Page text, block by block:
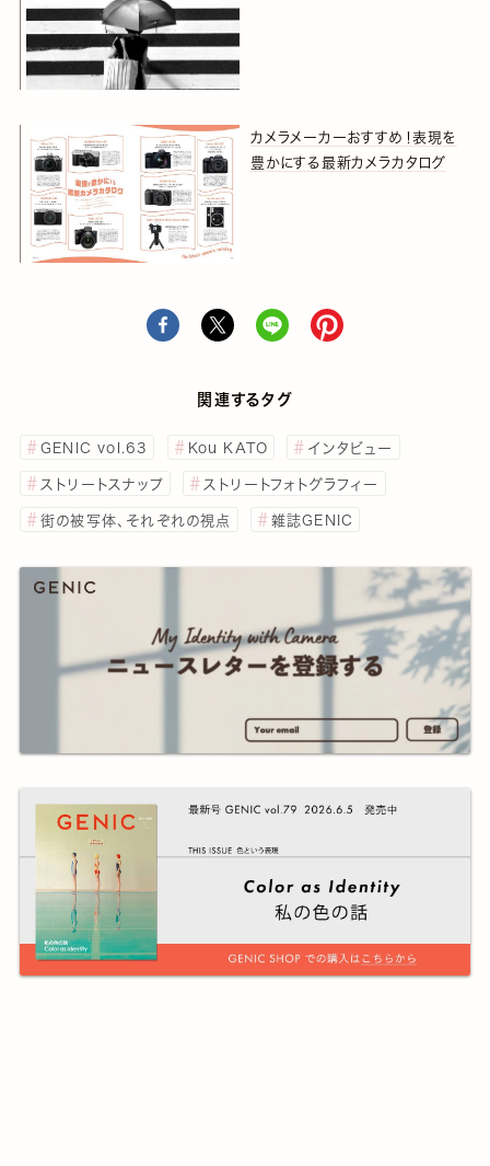
カメラメーカーおすすめ！表現を
豊かにする最新カメラカタログ
関連するタグ
GENIC vol.63 Kou KATO インタビュー
ストリートスナップ ストリートフォトグラフィー
街の被写体、それぞれの視点 雑誌GENIC